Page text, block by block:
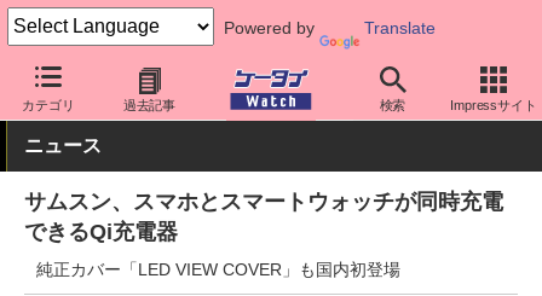
Powered by Translate
カテゴリ 過去記事 検索 Impressサイト
ケータイ Watch OS Android Galaxy
ニュース
サムスン、スマホとスマートウォッチが同時充電
できるQi充電器
純正カバー「LED VIEW COVER」も国内初登場